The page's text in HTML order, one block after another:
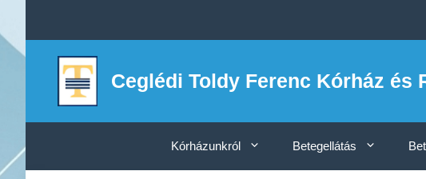
a
tartalomba
Ceglédi Toldy Ferenc Kórház és
Kórházunkról Betegellátás